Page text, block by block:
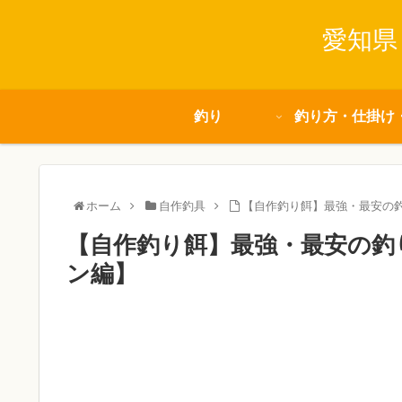
愛知
釣り 釣り方・仕掛け
ホーム 自作釣具 【自作釣り餌】最強・最安
【自作釣り餌】最強・最安の
ン編】